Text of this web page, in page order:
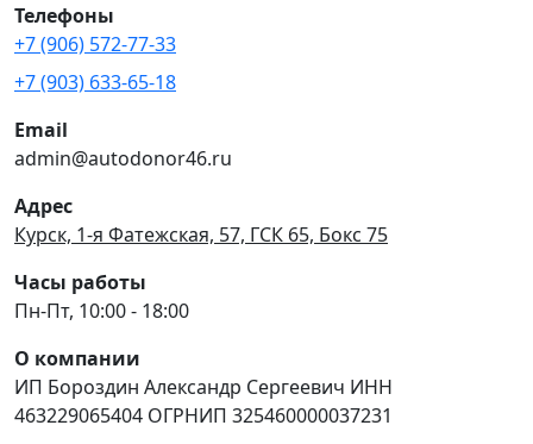
Телефоны
+7 (906) 572-77-33
+7 (903) 633-65-18
Email
admin@autodonor46.ru
Адрес
Курск, 1-я Фатежская, 57, ГСК 65, Бокс 75
Часы работы
Пн-Пт, 10:00 - 18:00
О компании
ИП Бороздин Александр Сергеевич ИНН
463229065404 ОГРНИП 325460000037231